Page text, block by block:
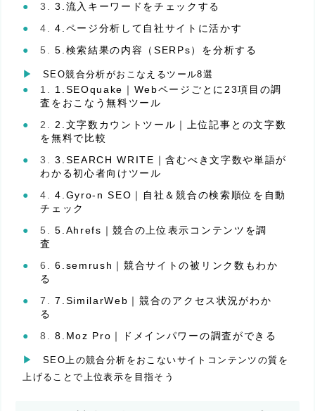
3.流入キーワードをチェックする
4.ページ分析して自社サイトに活かす
5.検索結果の内容（SERPs）を分析する
SEO競合分析がおこなえるツール8選
1.SEOquake｜Webページごとに23項目の調
査をおこなう無料ツール
2.文字数カウントツール｜上位記事との文字数
を無料で比較
3.SEARCH WRITE｜含むべき文字数や単語が
わかる初心者向けツール
4.Gyro-n SEO｜自社＆競合の検索順位を自動
チェック
5.Ahrefs｜競合の上位表示コンテンツを調
査
6.semrush｜競合サイトの被リンク数もわか
る
7.SimilarWeb｜競合のアクセス状況がわか
る
8.Moz Pro｜ドメインパワーの調査ができる
SEO上の競合分析をおこないサイトコンテンツの質を
上げることで上位表示を目指そう